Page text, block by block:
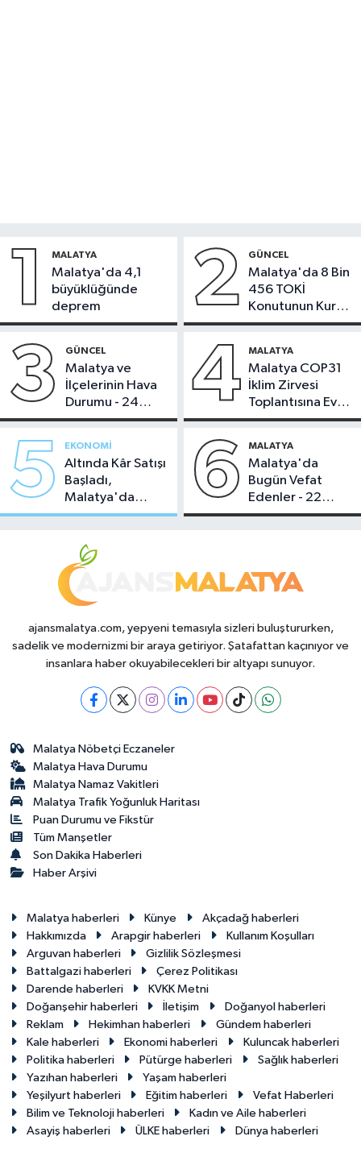
1 MALATYA
Malatya'da 4,1
büyüklüğünde
deprem
2 GÜNCEL
Malatya'da 8 Bin
456 TOKİ
Konutunun Kurası
Bugün Çekiliyor
3 GÜNCEL
Malatya ve
İlçelerinin Hava
Durumu - 24
Temmuz 2026
4 MALATYA
Malatya COP31
İklim Zirvesi
Toplantısına Ev
Sahipliği Yaptı
5 EKONOMI
Altında Kâr Satışı
Başladı,
Malatya'da
Makas Ne
6 MALATYA
Malatya'da
Bugün Vefat
Edenler - 22
Temmuz 2026
ajansmalatya.com, yepyeni temasıyla sizleri buluştururken,
sadelik ve modernizmi bir araya getiriyor. Şatafattan kaçınıyor ve
insanlara haber okuyabilecekleri bir altyapı sunuyor.
Malatya Nöbetçi Eczaneler
Malatya Hava Durumu
Malatya Namaz Vakitleri
Malatya Trafik Yoğunluk Haritası
Puan Durumu ve Fikstür
Tüm Manşetler
Son Dakika Haberleri
Haber Arşivi
Malatya haberleri Künye
Akçadağ haberleri
Hakkımızda
Arapgir haberleri
Kullanım Koşulları
Arguvan haberleri
Gizlilik Sözleşmesi
Battalgazi haberleri
Çerez Politikası
Darende haberleri
KVKK Metni
Doğanşehir haberleri
İletişim
Doğanyol haberleri
Reklam
Hekimhan haberleri
Gündem haberleri
Kale haberleri
Ekonomi haberleri
Kuluncak haberleri
Politika haberleri
Pütürge haberleri
Sağlık haberleri
Yazıhan haberleri
Yaşam haberleri
Yeşilyurt haberleri
Eğitim haberleri
Vefat Haberleri
Bilim ve Teknoloji haberleri
Kadın ve Aile haberleri
Asayiş haberleri
ÜLKE haberleri Dünya haberleri